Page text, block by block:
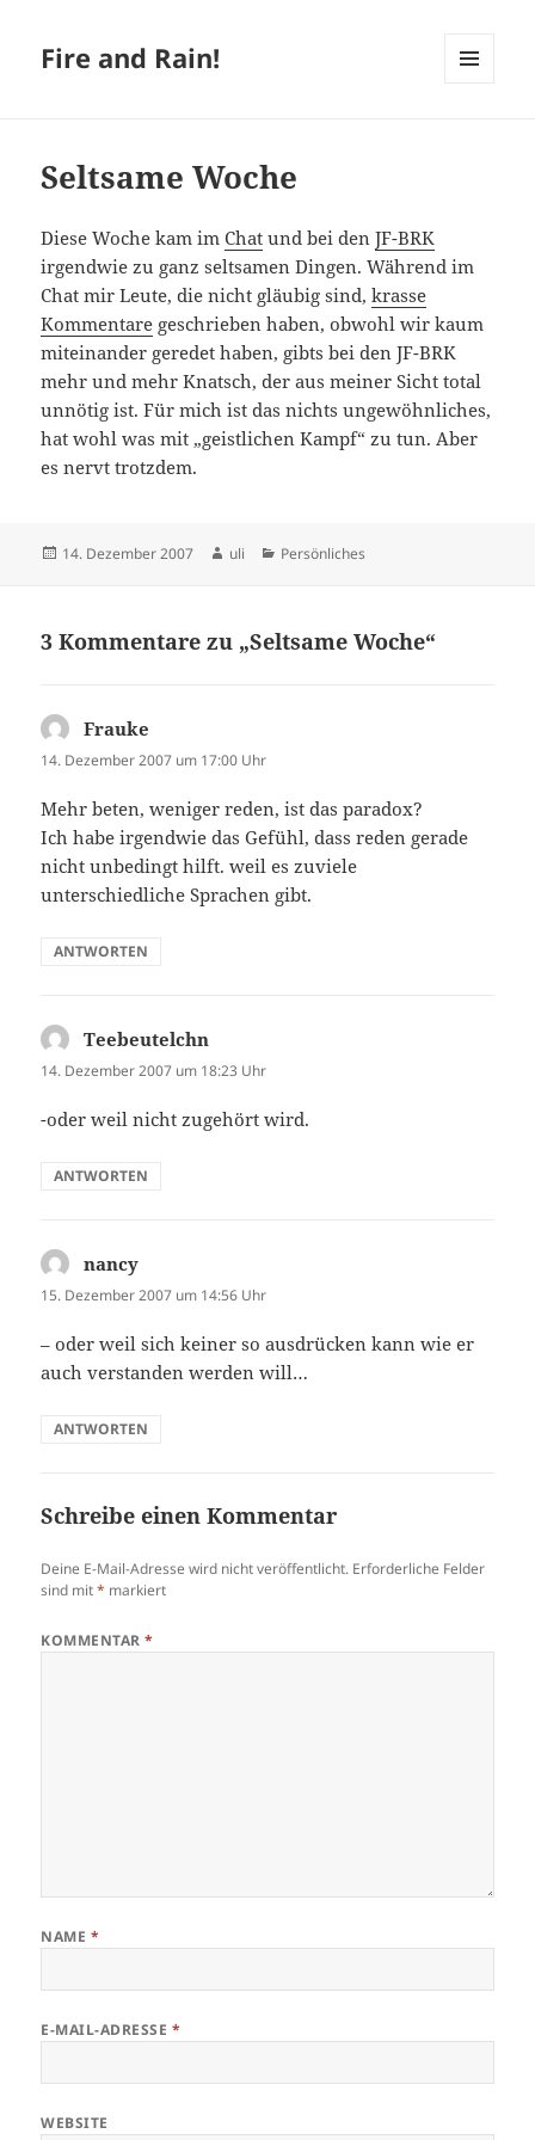
Fire and Rain!
Seltsame Woche
Diese Woche kam imChat und bei denJF-BRK
irgendwie zu ganz seltsamen Dingen. Während im
Chat mir Leute, die nicht gläubig sind,krasse
Kommentare geschrieben haben, obwohl wir kaum
miteinander geredet haben, gibts bei den JF-BRK
mehr und mehr Knatsch, der aus meiner Sicht total
unnötig ist. Für mich ist das nichts ungewöhnliches,
hat wohl was mit „geistlichen Kampf“ zu tun. Aber
es nervt trotzdem.
Veröffentlicht
14. Dezember 2007 Autor
uli Kategorien
Persönliches
3 Kommentare zu „Seltsame Woche“
Frauke
14. Dezember 2007 um 17:00 Uhr
Mehr beten, weniger reden, ist das paradox?
Ich habe irgendwie das Gefühl, dass reden gerade
nicht unbedingt hilft. weil es zuviele
unterschiedliche Sprachen gibt.
ANTWORTEN
Teebeutelchn
14. Dezember 2007 um 18:23 Uhr
-oder weil nicht zugehört wird.
ANTWORTEN
nancy
15. Dezember 2007 um 14:56 Uhr
– oder weil sich keiner so ausdrücken kann wie er
auch verstanden werden will…
ANTWORTEN
Schreibe einen Kommentar
Deine E-Mail-Adresse wird nicht veröffentlicht. Erforderliche Felder
sind mit* markiert
KOMMENTAR*
NAME *
E-MAIL-ADRESSE *
WEBSITE